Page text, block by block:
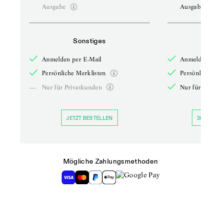
Ausgabe
Sonstiges
Anmelden per E-Mail
Persönliche Merklisten
—
Nur für Privatkunden
JETZT BESTELLEN
Ausgabe
Anmelden
Persönliche
Nur für
30 TAGE
Mögliche Zahlungsmethoden